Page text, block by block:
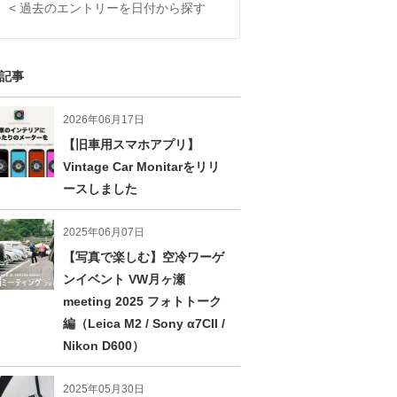
< 過去のエントリーを日付から探す
事
2026年06月17日
【旧車用スマホアプリ】
Vintage Car Monitarをリリ
ースしました
2025年06月07日
【写真で楽しむ】空冷ワーゲ
ンイベント VW月ヶ瀬
meeting 2025 フォトトーク
編（Leica M2 / Sony α7CII /
Nikon D600）
2025年05月30日